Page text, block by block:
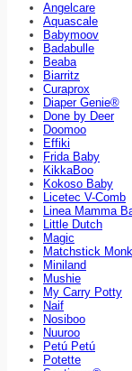
Angelcare
Aquascale
Babymoov
Badabulle
Beaba
Biarritz
Curaprox
Diaper Genie®
Done by Deer
Doomoo
Effiki
Frida Baby
KikkaBoo
Kokoso Baby
Licetec V-Comb
Linea Mamma
Little Dutch
Magic
Matchstick
Miniland
Mushie
My Carry Potty
Naif
Nosiboo
Nuuroo
Petú Petú
Potette